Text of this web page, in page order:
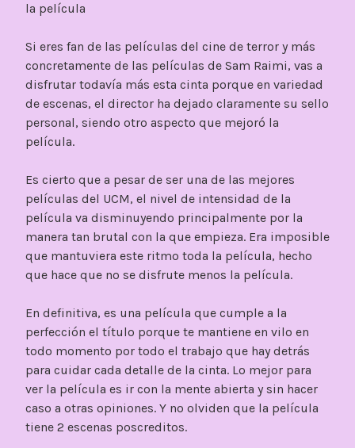
la película
Si eres fan de las películas del cine de terror y más
concretamente de las películas de Sam Raimi, vas a
disfrutar todavía más esta cinta porque en variedad
de escenas, el director ha dejado claramente su sello
personal, siendo otro aspecto que mejoró la
película.
Es cierto que a pesar de ser una de las mejores
películas del UCM, el nivel de intensidad de la
película va disminuyendo principalmente por la
manera tan brutal con la que empieza. Era imposible
que mantuviera este ritmo toda la película, hecho
que hace que no se disfrute menos la película.
En definitiva, es una película que cumple a la
perfección el título porque te mantiene en vilo en
todo momento por todo el trabajo que hay detrás
para cuidar cada detalle de la cinta. Lo mejor para
ver la película es ir con la mente abierta y sin hacer
caso a otras opiniones. Y no olviden que la película
tiene 2 escenas poscreditos.